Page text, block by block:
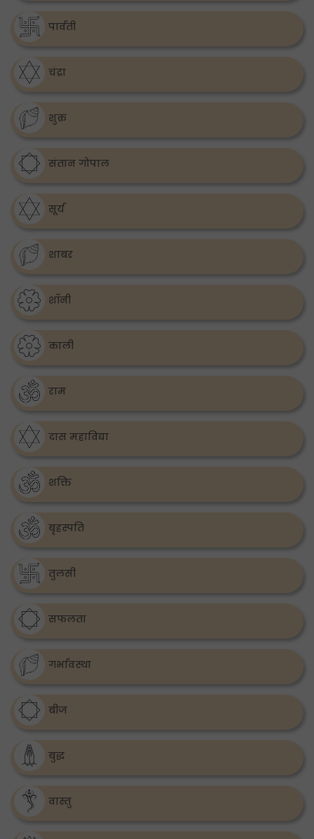
पार्वती
चंद्रा
शुक्र
संतान गोपाल
सूर्य
शाबर
शॉनी
काली
राम
दास महाविद्या
शक्ति
बृहस्पति
तुलसी
सफलता
गर्भावस्था
बीज
बुद्ध
वास्तु